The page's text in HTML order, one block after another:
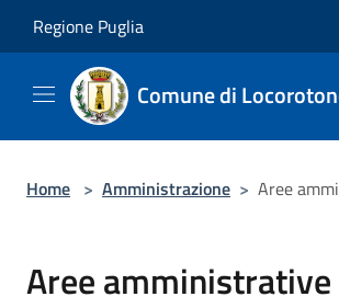
Regione Puglia
Comune di
Home > Amministrazione > Aree
Aree amministrative